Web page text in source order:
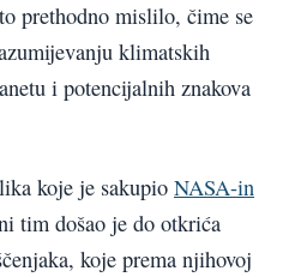
prethodno mislilo, čime se
klimatskih
i potencijalnih znakova
koje je sakupio NASA-in
tim došao je do otkrića
koje prema njihovoj